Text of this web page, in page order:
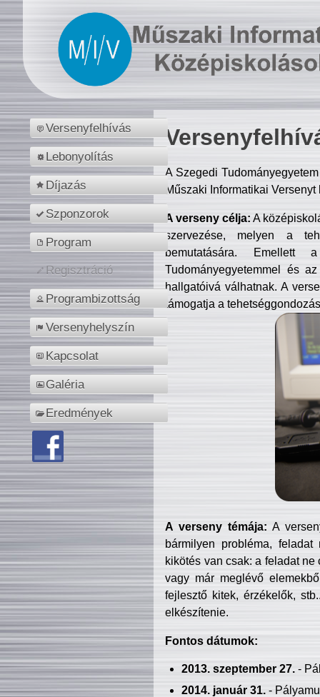
Versenyfelhívás
Lebonyolítás
Díjazás
Szponzorok
Program
Regisztráció
Programbizottság
Versenyhelyszín
Kapcsolat
Galéria
Eredmények
A Szegedi
Műszaki Informatikai
A verseny célja: A
szervezése, melyen a
bemutatására. Emellett
Tudományegyetemmel és
hallgatóivá válhatnak. A
támogatja a
A verseny témája: A
bármilyen probléma, feladat
kikötés van csak: a feladat
vagy már meglévő
fejlesztő kitek, érzékelők,
elkészítenie.
Fontos dátumok:
2013. szeptember 27.-
2014. január 31.-